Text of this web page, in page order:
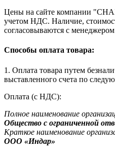
Цены на сайте компании
учетом НДС. Наличие,
согласовываются с
Способы оплата товара:
1. Оплата товара путем
выставленного счета по
Оплата (с НДС):
Полное наименование
Общество с ограниченной
Краткое наименование
ООО «Индар»